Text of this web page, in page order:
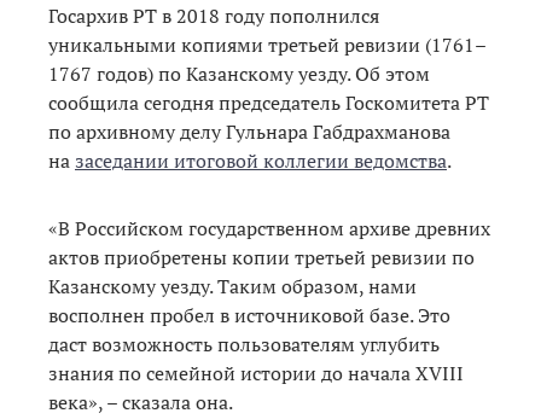
Госархив РТ в 2018 году пополнился
уникальными копиями третьей ревизии (1761–
1767 годов) по Казанскому уезду. Об этом
сообщила сегодня председатель Госкомитета РТ
по архивному делу Гульнара Габдрахманова
на заседании итоговой коллегии ведомства.
«В Российском государственном архиве древних
актов приобретены копии третьей ревизии по
Казанскому уезду. Таким образом, нами
восполнен пробел в источниковой базе. Это
даст возможность пользователям углубить
знания по семейной истории до начала XVIII
века», – сказала она.